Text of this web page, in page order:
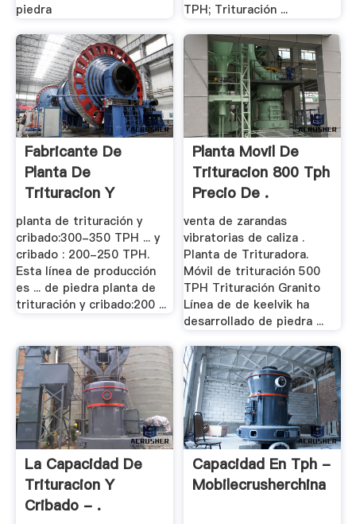
piedra
TPH; Trituración ...
Fabricante De
Planta De
Trituracion Y
Cribado De .
planta de trituración y
cribado:300-350 TPH ... y
cribado : 200-250 TPH.
Esta línea de producción
es ... de piedra planta de
trituración y cribado:200 ...
Planta Movil De
Trituracion 800 Tph
Precio De .
venta de zarandas
vibratorias de caliza .
Planta de Trituradora.
Móvil de trituración 500
TPH Trituración Granito
Línea de de keelvik ha
desarrollado de piedra ...
La Capacidad De
Trituracion Y
Cribado - .
Capacidad En Tph -
Mobilecrusherchina